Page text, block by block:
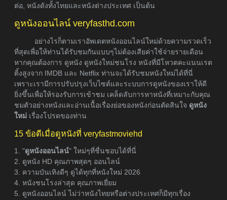
ต่อ, หนังดังทั้งไทยและหนังต่างประเทศ เป็นต้น
ดูหนังออนไลน์ veryfasthd.com
อย่างไรก็ตามเราอัพเดตหนังออนไลน์ใหม่ด้วยความรวดเร็ว
ที่สุดเพื่อให้ท่านได้รับชมกันแบบๆไม่ต้องเสียค่าใช้จ่ายรายเดือน
หากคุณต้องการ ดูหนัง ดูหนังใหม่ชนโรง หนังที่มีโหวตคะแนนเรต
ติ้งสูงจาก IMDB และ Netflix ท่านจะได้รับชมหนังใหม่ได้ที่นี่
เพราะเรามีการปรับปรุงเว็บไซต์และระบบการดูหนังของเราให้ดี
ยิ่งขึ้นเพื่อให้รองรับการเข้าชม เคล็ดลับการหาหนังที่เหมาะกับคุณ
ชมตัวอย่างหนังและอ่านเนื้อเรื่องย่อของหนังก่อนตัดสินใจ ดูหนัง
ใหม่ เรื่องโปรดของท่าน
15 ข้อดีเมื่อดูหนังที่ veryfastmoviehd
1. "ดูหนังออนไลน์" ใหม่ๆที่ชื่นชอบได้ที่นี่
2. ดูหนัง HD คุณภาพสุดๆ ออนไลน์
3. ความบันเทิงดีๆ ดูได้ทุกที่หนังใหม่ 2026
4. หนังชนโรงล่าสุด คุณภาพเยี่ยม
5. ดูหนังออนไลน์ ไม่ว่าหนังไทยหรือต่างประเทศก็มีทุกเรื่อง